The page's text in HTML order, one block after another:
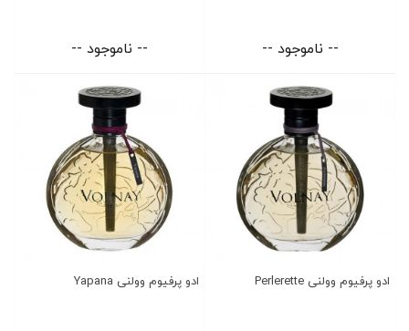
-- ناموجود -- -- ناموجود --
ادو پرفیوم وولنی Perlerette ادو پرفیوم وولنی Yapana